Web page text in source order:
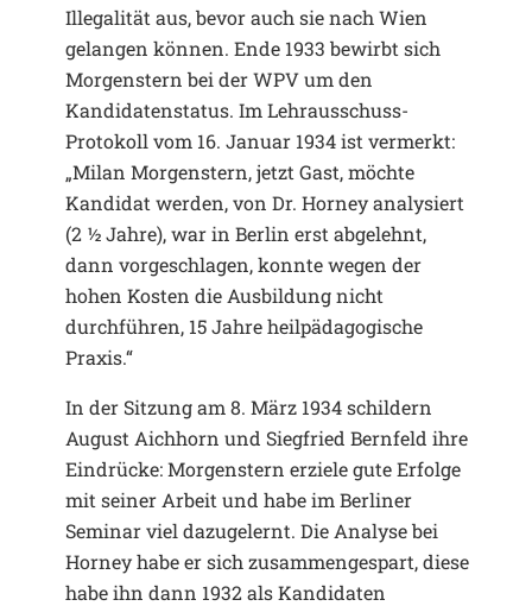
Illegalität aus, bevor auch sie nach Wien
gelangen können. Ende 1933 bewirbt sich
Morgenstern bei der WPV um den
Kandidatenstatus. Im Lehrausschuss-
Protokoll vom 16. Januar 1934 ist vermerkt:
„Milan Morgenstern, jetzt Gast, möchte
Kandidat werden, von Dr. Horney analysiert
(2 ½ Jahre), war in Berlin erst abgelehnt,
dann vorgeschlagen, konnte wegen der
hohen Kosten die Ausbildung nicht
durchführen, 15 Jahre heilpädagogische
Praxis.“
In der Sitzung am 8. März 1934 schildern
August Aichhorn und Siegfried Bernfeld ihre
Eindrücke: Morgenstern erziele gute Erfolge
mit seiner Arbeit und habe im Berliner
Seminar viel dazugelernt. Die Analyse bei
Horney habe er sich zusammengespart, diese
habe ihn dann 1932 als Kandidaten